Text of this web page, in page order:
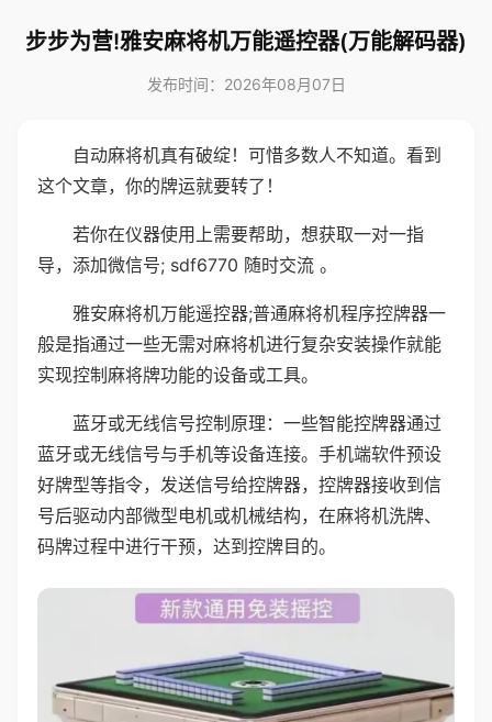
步步为营!雅安麻将机万能遥控器(万能解码器)
发布时间：2026年08月07日
自动麻将机真有破绽！可惜多数人不知道。看到
这个文章，你的牌运就要转了！
若你在仪器使用上需要帮助，想获取一对一指
导，添加微信号; sdf6770 随时交流 。
雅安麻将机万能遥控器;普通麻将机程序控牌器一
般是指通过一些无需对麻将机进行复杂安装操作就能
实现控制麻将牌功能的设备或工具。
蓝牙或无线信号控制原理：一些智能控牌器通过
蓝牙或无线信号与手机等设备连接。手机端软件预设
好牌型等指令，发送信号给控牌器，控牌器接收到信
号后驱动内部微型电机或机械结构，在麻将机洗牌、
码牌过程中进行干预，达到控牌目的。